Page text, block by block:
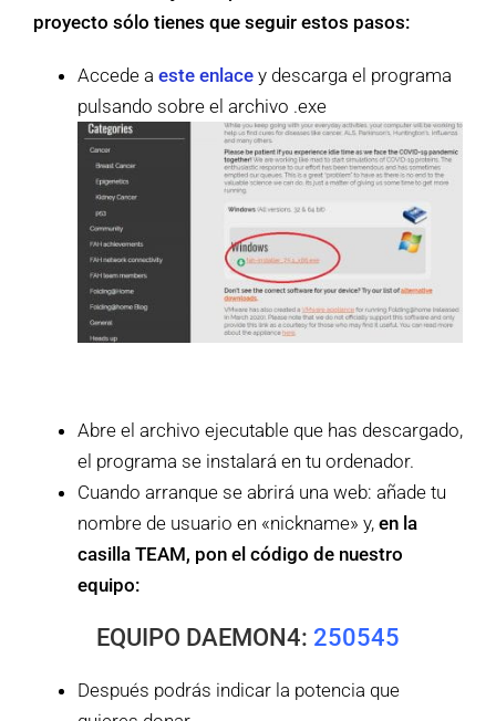
proyecto sólo tienes que seguir estos pasos:
Accede a este enlace y descarga el programa
pulsando sobre el archivo .exe
Abre el archivo ejecutable que has descargado,
el programa se instalará en tu ordenador.
Cuando arranque se abrirá una web: añade tu
nombre de usuario en «nickname» y, en la
casilla TEAM, pon el código de nuestro
equipo:
EQUIPO DAEMON4: 250545
Después podrás indicar la potencia que